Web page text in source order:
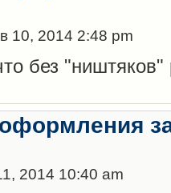
10, 2014 2:48 pm
без "ништяков"
2014 10:40 am